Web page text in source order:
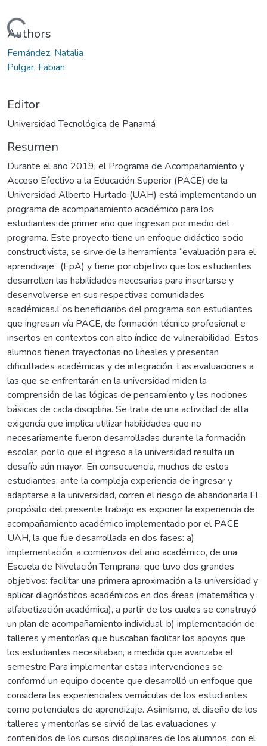
Authors
Fernández, Natalia
Pulgar, Fabian
Editor
Universidad Tecnológica de Panamá
Resumen
Durante el año 2019, el Programa de Acompañamiento y
Acceso Efectivo a la Educación Superior (PACE) de la
Universidad Alberto Hurtado (UAH) está implementando un
programa de acompañamiento académico para los
estudiantes de primer año que ingresan por medio del
programa. Este proyecto tiene un enfoque didáctico socio
constructivista, se sirve de la herramienta “evaluación para el
aprendizaje” (EpA) y tiene por objetivo que los estudiantes
desarrollen las habilidades necesarias para insertarse y
desenvolverse en sus respectivas comunidades
académicas.Los beneficiarios del programa son estudiantes
que ingresan vía PACE, de formación técnico profesional e
insertos en contextos con alto índice de vulnerabilidad. Estos
alumnos tienen trayectorias no lineales y presentan
dificultades académicas y de integración. Las evaluaciones a
las que se enfrentarán en la universidad miden la
comprensión de las lógicas de pensamiento y las nociones
básicas de cada disciplina. Se trata de una actividad de alta
exigencia que implica utilizar habilidades que no
necesariamente fueron desarrolladas durante la formación
escolar, por lo que el ingreso a la universidad resulta un
desafío aún mayor. En consecuencia, muchos de estos
estudiantes, ante la compleja experiencia de ingresar y
adaptarse a la universidad, corren el riesgo de abandonarla.El
propósito del presente trabajo es exponer la experiencia de
acompañamiento académico implementado por el PACE
UAH, la que fue desarrollada en dos fases: a)
implementación, a comienzos del año académico, de una
Escuela de Nivelación Temprana, que tuvo dos grandes
objetivos: facilitar una primera aproximación a la universidad y
aplicar diagnósticos académicos en dos áreas (matemática y
alfabetización académica), a partir de los cuales se construyó
un plan de acompañamiento individual; b) implementación de
talleres y mentorías que buscaban facilitar los apoyos que
los estudiantes necesitaban, a medida que avanzaba el
semestre.Para implementar estas intervenciones se
conformó un equipo docente que desarrolló un enfoque que
considera las experienciales vernáculas de los estudiantes
como potenciales de aprendizaje. Asimismo, el diseño de los
talleres y mentorías se sirvió de las evaluaciones y
contenidos de los cursos disciplinares de los alumnos, con el